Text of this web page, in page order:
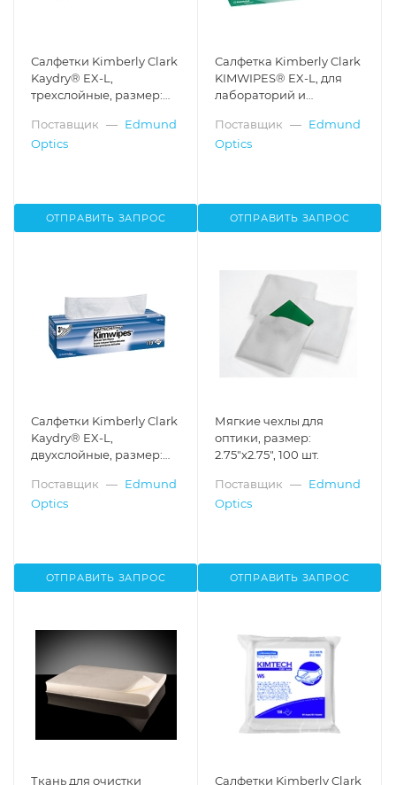
Салфетки Kimberly Clark
Kaydry® EX-L,
трехслойные, размер:
Поставщик — Edmund
Optics
ОТПРАВИТЬ ЗАПРОС
Салфетка Kimberly Clark
KIMWIPES® EX-L, для
лабораторий и
4.4"x8.4", 280 листов
Поставщик — Edmund
Optics
ОТПРАВИТЬ ЗАПРОС
Салфетки Kimberly Clark
Kaydry® EX-L,
двухслойные, размер:
Поставщик — Edmund
Optics
ОТПРАВИТЬ ЗАПРОС
Мягкие чехлы для
оптики, размер:
2.75"x2.75", 100 шт.
Поставщик — Edmund
Optics
ОТПРАВИТЬ ЗАПРОС
Ткань для очистки Салфетки Kimberly Clark